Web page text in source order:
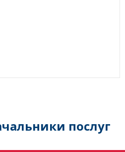
послуг